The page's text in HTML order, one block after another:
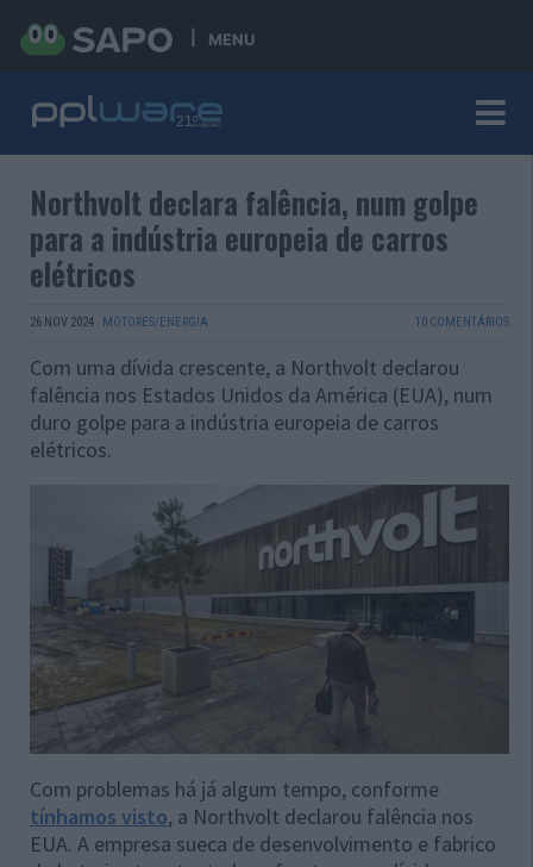
MENU
Northvolt declara falência, num golpe
para a indústria europeia de carros
elétricos
26 NOV 2024 · MOTORES/ENERGIA 10 COMENTÁRIOS
Com uma dívida crescente, a Northvolt declarou
falência nos Estados Unidos da América (EUA), num
duro golpe para a indústria europeia de carros
elétricos.
Com problemas há já algum tempo, conforme
tínhamos visto, a Northvolt declarou falência nos
EUA. A empresa sueca de desenvolvimento e fabrico